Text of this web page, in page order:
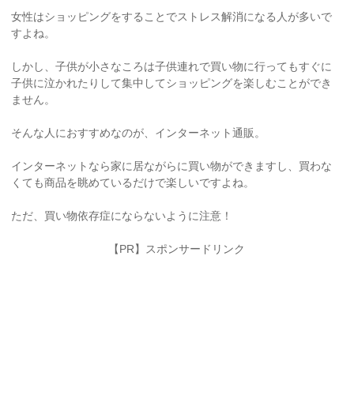
女性はショッピングをすることでストレス解消になる人が多いで
すよね。
しかし、子供が小さなころは子供連れで買い物に行ってもすぐに
子供に泣かれたりして集中してショッピングを楽しむことができ
ません。
そんな人におすすめなのが、インターネット通販。
インターネットなら家に居ながらに買い物ができますし、買わな
くても商品を眺めているだけで楽しいですよね。
ただ、買い物依存症にならないように注意！
【PR】スポンサードリンク